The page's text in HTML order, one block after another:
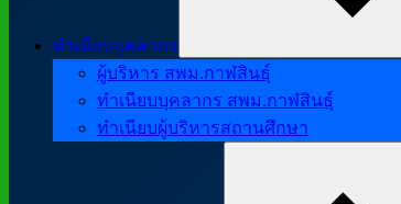
ทำเนียบบุคลากร
ผู้บริหาร สพม.กาฬสินธุ์
ทำเนียบบุคลากร สพม.กาฬสินธุ์
ทำเนียบผู้บริหารสถานศึกษา